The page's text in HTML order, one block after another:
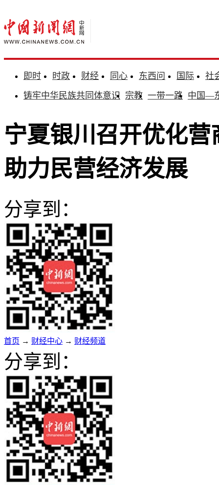
即时 时政 财经 同心 东西问 国际
社
铸牢中华民族共同体意识 宗教 一带一路 中国—
宁夏银川召开优化
助力民营经济发展
分享到：
首页 → 财经中心 → 财经频道
分享到：